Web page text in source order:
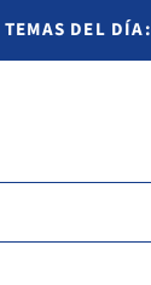
TEMAS DEL DÍA: